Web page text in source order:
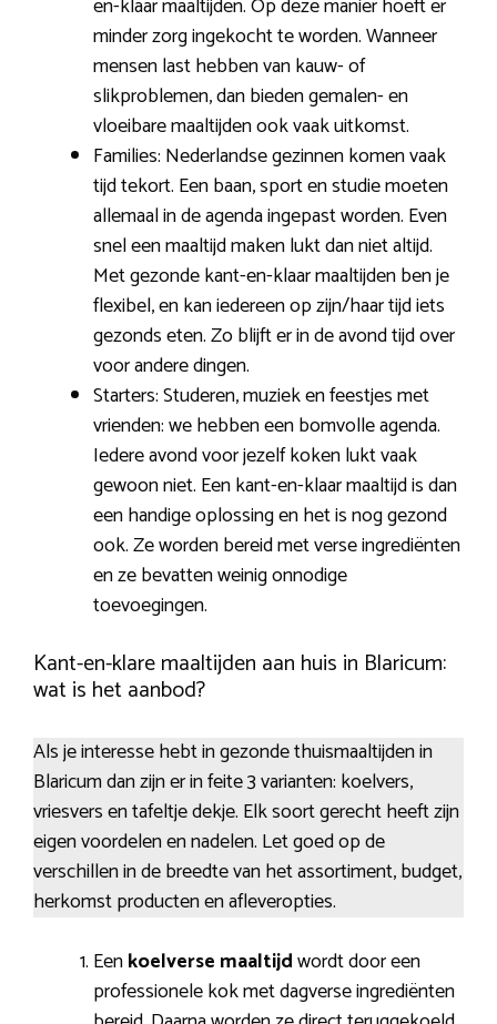
minder zorg ingekocht te worden. Wanneer
mensen last hebben van kauw- of
slikproblemen, dan bieden gemalen- en
vloeibare maaltijden ook vaak uitkomst.
Families: Nederlandse gezinnen komen vaak
tijd tekort. Een baan, sport en studie moeten
allemaal in de agenda ingepast worden. Even
snel een maaltijd maken lukt dan niet altijd.
Met gezonde kant-en-klaar maaltijden ben je
flexibel, en kan iedereen op zijn/haar tijd iets
gezonds eten. Zo blijft er in de avond tijd over
voor andere dingen.
Starters: Studeren, muziek en feestjes met
vrienden: we hebben een bomvolle agenda.
Iedere avond voor jezelf koken lukt vaak
gewoon niet. Een kant-en-klaar maaltijd is dan
een handige oplossing en het is nog gezond
ook. Ze worden bereid met verse ingrediënten
en ze bevatten weinig onnodige
toevoegingen.
Kant-en-klare maaltijden aan huis in Blaricum:
wat is het aanbod?
Als je interesse hebt in gezonde thuismaaltijden in
Blaricum dan zijn er in feite 3 varianten: koelvers,
vriesvers en tafeltje dekje. Elk soort gerecht heeft zijn
eigen voordelen en nadelen. Let goed op de
verschillen in de breedte van het assortiment, budget,
herkomst producten en afleveropties.
Eenkoelverse maaltijdwordt door een
professionele kok met dagverse ingrediënten